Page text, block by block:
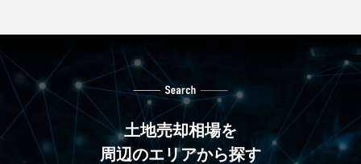
土地売却相場を
周辺のエリアから探す